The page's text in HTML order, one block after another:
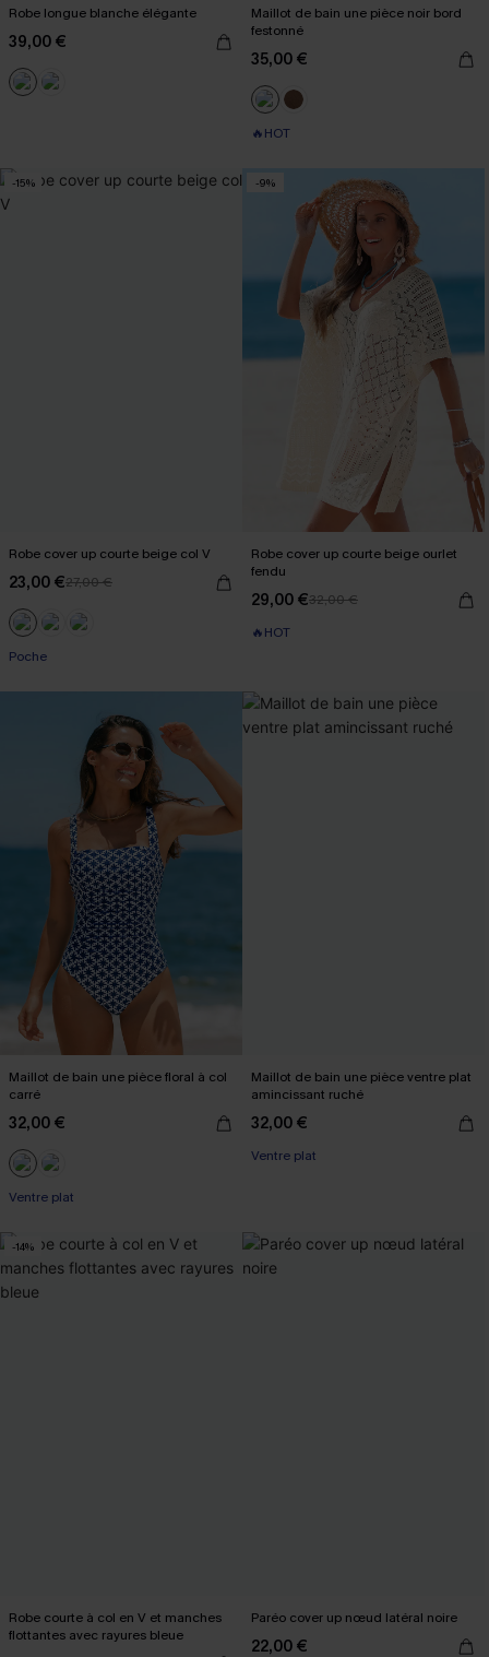
Robe longue blanche élégante
39,00 €
Maillot de bain une pièce noir bord
festonné
35,00 €
🔥HOT
-15%
Robe cover up courte beige col V
23,00 €27,00 €
Poche
-9%
Robe cover up courte beige ourlet
fendu
29,00 €32,00 €
🔥HOT
Maillot de bain une pièce floral à col
carré
32,00 €
Ventre plat
Maillot de bain une pièce ventre plat
amincissant ruché
32,00 €
Ventre plat
-14%
Robe courte à col en V et manches
flottantes avec rayures bleue
Paréo cover up nœud latéral noire
22,00 €